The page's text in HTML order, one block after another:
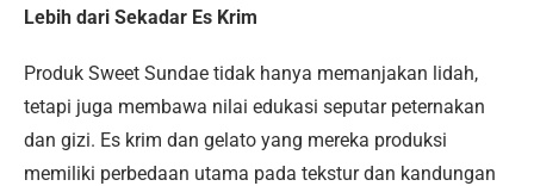
Lebih dari Sekadar Es Krim
Produk Sweet Sundae tidak hanya memanjakan lidah,
tetapi juga membawa nilai edukasi seputar peternakan
dan gizi. Es krim dan gelato yang mereka produksi
memiliki perbedaan utama pada tekstur dan kandungan